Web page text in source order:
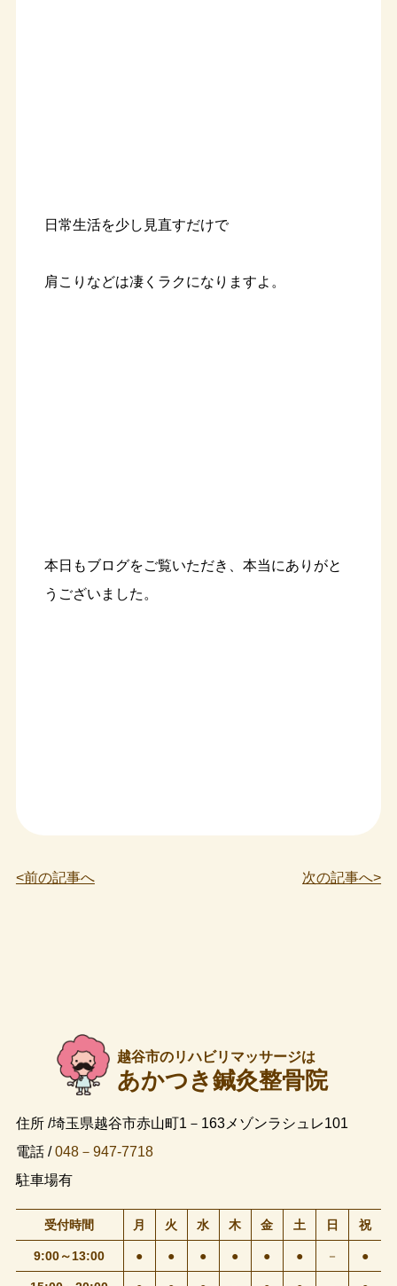
日常生活を少し見直すだけで
肩こりなどは凄くラクになりますよ。
本日もブログをご覧いただき、本当にありがと
うございました。
<前の記事へ 次の記事へ>
越谷市のリハビリマッサージは
あかつき鍼灸整骨院
住所 /埼玉県越谷市赤山町1－163メゾンラシュレ101
電話 /048－947-7718
駐車場有
受付時間 月 火 水 木 金 土 日 祝
9:00～13:00 ● ● ● ● ● ● － ●